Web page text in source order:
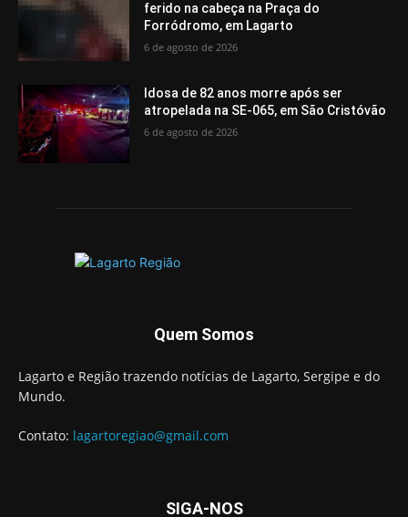
ferido na cabeça na Praça do
Forródromo, em Lagarto
6 de agosto de 2026
Idosa de 82 anos morre após ser
atropelada na SE-065, em São Cristóvão
6 de agosto de 2026
Quem Somos
Lagarto e Região trazendo notícias de Lagarto, Sergipe e do
Mundo.
Contato: lagartoregiao@gmail.com
SIGA-NOS